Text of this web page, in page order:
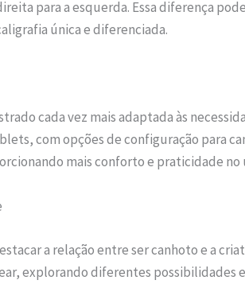
para a esquerda. Essa diferença
única e diferenciada.
cada vez mais adaptada às
com opções de configuração para
mais conforto e praticidade no
a relação entre ser canhoto e a
explorando diferentes possibilidades